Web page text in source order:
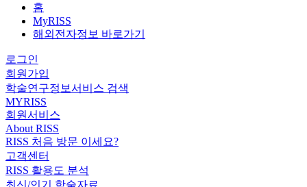
홈
MyRISS
해외전자정보 바로가기
로그인
회원가입
학술연구정보서비스 검색
MYRISS
회원서비스
About RISS
RISS 처음 방문 이세요?
고객센터
RISS 활용도 분석